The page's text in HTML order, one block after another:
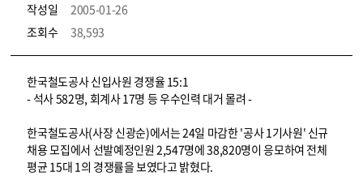
작성일
2005-01-26
조회수
38,593
뉴스·홍보_보도자료 상세보기 – 내용, 파일, 담당자 연락처로 구성
한국철도공사 신입사원 경쟁율 15:1
- 석사 582명, 회계사 17명 등 우수인력 대거 몰려 -
한국철도공사(사장 신광순)에서는 24일 마감한 '공사 1기사원' 신규
채용 모집에서 선발예정인원 2,547명에 38,820명이 응모하여 전체
평균 15대 1의 경쟁률을 보였다고 밝혔다.